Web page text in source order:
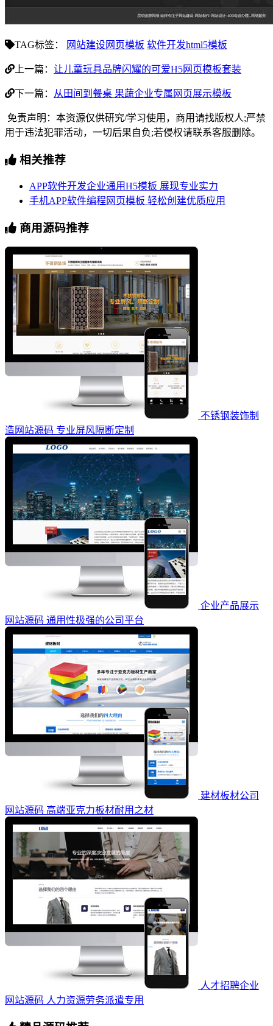
TAG标签： 网站建设网页模板 软件开发html5模板
上一篇： 让儿童玩具品牌闪耀的可爱H5网页模板套装
下一篇： 从田间到餐桌 果蔬企业专属网页展示模板
免责声明：本资源仅供研究/学习使用，商用请找版权人;严禁
用于违法犯罪活动，一切后果自负;若侵权请联系客服删除。
相关推荐
APP软件开发企业通用H5模板 展现专业实力
手机APP软件编程网页模板 轻松创建优质应用
商用源码推荐
不锈钢装饰制
造网站源码 专业屏风隔断定制
企业产品展示
网站源码 通用性极强的公司平台
建材板材公司
网站源码 高端亚克力板材耐用之材
人才招聘企业
网站源码 人力资源劳务派遣专用